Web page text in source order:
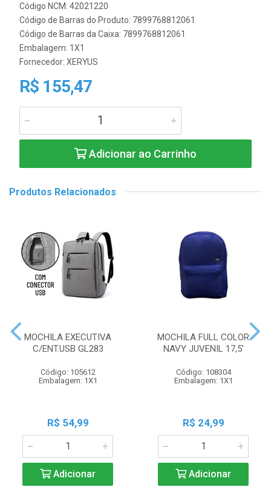
Código NCM: 42021220
Código de Barras do Produto: 7899768812061
Código de Barras da Caixa: 7899768812061
Embalagem: 1X1
Fornecedor: XERYUS
R$ 155,47
Adicionar ao Carrinho
Produtos Relacionados
MOCHILA EXECUTIVA
C/ENT.USB GL283
Código: 105612
Embalagem: 1X1
R$ 54,99
Adicionar
MOCHILA FULL COLOR
NAVY JUVENIL 17,5'
Código: 108304
Embalagem: 1X1
R$ 24,99
Adicionar